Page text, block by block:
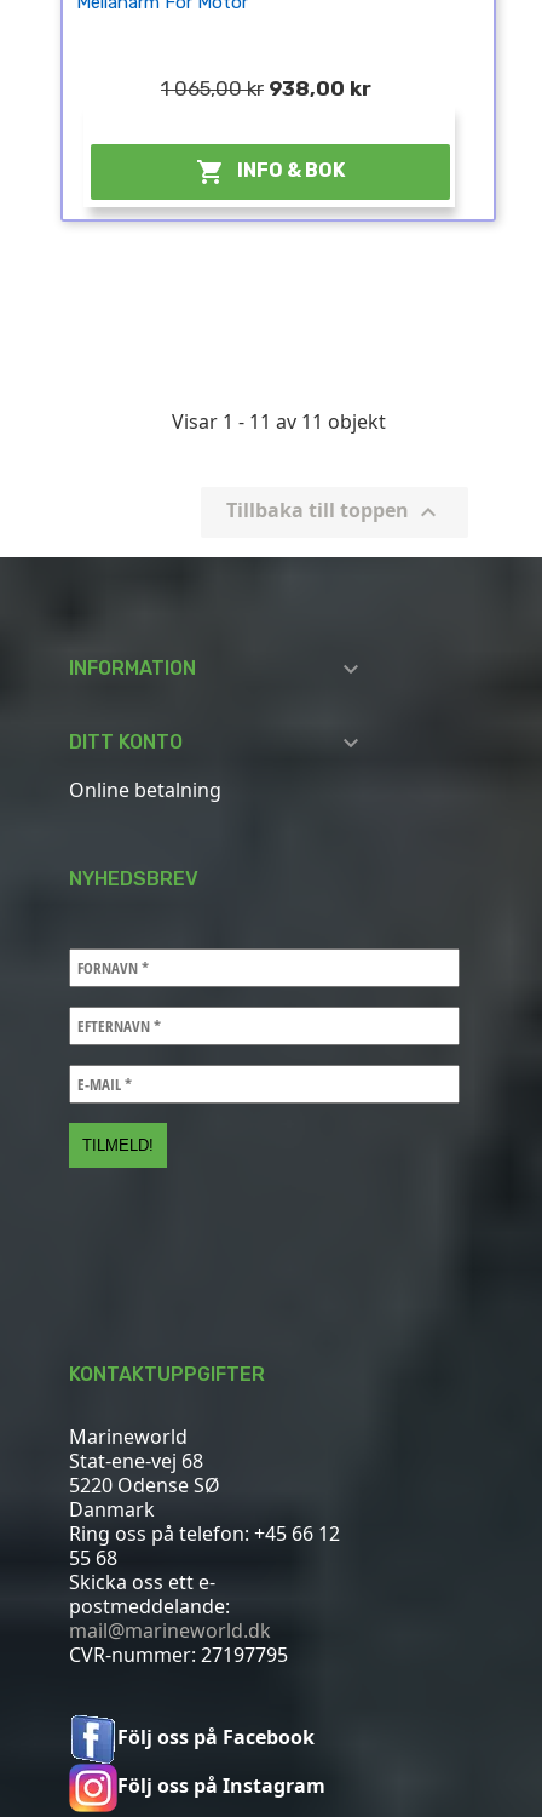
1 065,00 kr 938,00 kr
 INFO & BOK
Visar 1 - 11 av 11 objekt
Tillbaka till toppen 
INFORMATION 
DITT KONTO 
Online betalning
NYHEDSBREV
KONTAKTUPPGIFTER
Marineworld
Stat-ene-vej 68
5220 Odense SØ
Danmark
Ring oss på telefon: +45 66 12
55 68
Skicka oss ett e-
postmeddelande:
mail@marineworld.dk
CVR-nummer: 27197795
Följ oss på Facebook
Följ oss på Instagram